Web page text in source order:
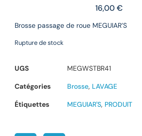
16,00€
Brosse passage de roue MEGUIAR’S
Rupture de stock
UGS MEGWSTBR41
Catégories Brosse, LAVAGE
Étiquettes MEGUIAR'S, PRODUIT